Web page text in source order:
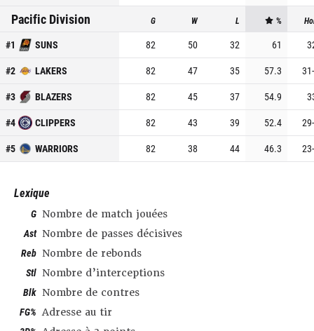
Pacific Division G W L %
#1 SUNS 82 50 32 61
#2 LAKERS 82 47 35 57.3 31-
#3 BLAZERS 82 45 37 54.9
#4 CLIPPERS 82 43 39 52.4 29-
#5 WARRIORS 82 38 44 46.3 23-
Lexique
G Nombre de match jouées
Ast Nombre de passes décisives
Reb Nombre de rebonds
Stl Nombre d’interceptions
Blk Nombre de contres
FG% Adresse au tir